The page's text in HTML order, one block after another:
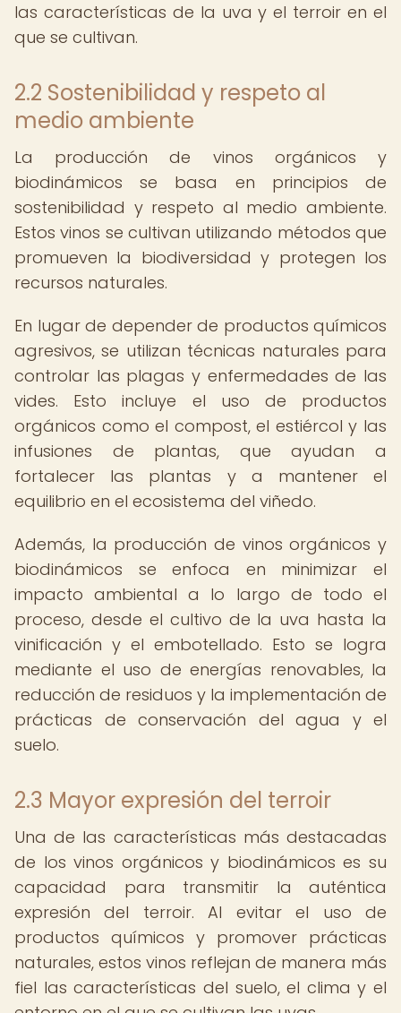
las características de la uva y el terroir en el
que se cultivan.
2.2 Sostenibilidad y respeto al
medio ambiente
La producción de vinos orgánicos y
biodinámicos se basa en principios de
sostenibilidad y respeto al medio ambiente.
Estos vinos se cultivan utilizando métodos que
promueven la biodiversidad y protegen los
recursos naturales.
En lugar de depender de productos químicos
agresivos, se utilizan técnicas naturales para
controlar las plagas y enfermedades de las
vides. Esto incluye el uso de productos
orgánicos como el compost, el estiércol y las
infusiones de plantas, que ayudan a
fortalecer las plantas y a mantener el
equilibrio en el ecosistema del viñedo.
Además, la producción de vinos orgánicos y
biodinámicos se enfoca en minimizar el
impacto ambiental a lo largo de todo el
proceso, desde el cultivo de la uva hasta la
vinificación y el embotellado. Esto se logra
mediante el uso de energías renovables, la
reducción de residuos y la implementación de
prácticas de conservación del agua y el
suelo.
2.3 Mayor expresión del terroir
Una de las características más destacadas
de los vinos orgánicos y biodinámicos es su
capacidad para transmitir la auténtica
expresión del terroir. Al evitar el uso de
productos químicos y promover prácticas
naturales, estos vinos reflejan de manera más
fiel las características del suelo, el clima y el